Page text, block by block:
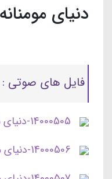
دنیای مومنانه
فایل های صوتی :
14000505-دنیای مومنانه-جلسه اول.mp3
14000506-دنیای مومنانه-جلسه دوم.mp3